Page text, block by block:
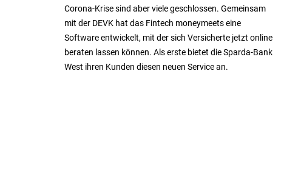
Corona-Krise sind aber viele geschlossen. Gemeinsam
mit der DEVK hat das Fintech moneymeets eine
Software entwickelt, mit der sich Versicherte jetzt online
beraten lassen können. Als erste bietet die Sparda-Bank
West ihren Kunden diesen neuen Service an.